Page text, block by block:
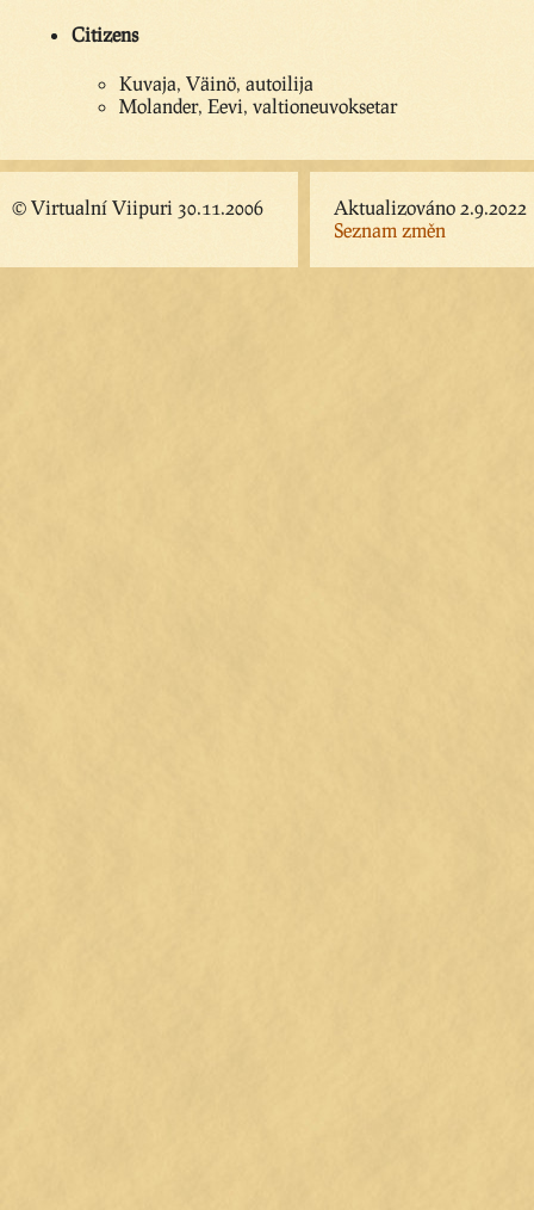
Citizens
Kuvaja, Väinö, autoilija
Molander, Eevi, valtioneuvoksetar
© Virtualní Viipuri 30.11.2006
Aktualizováno 2.9.2022
Seznam změn